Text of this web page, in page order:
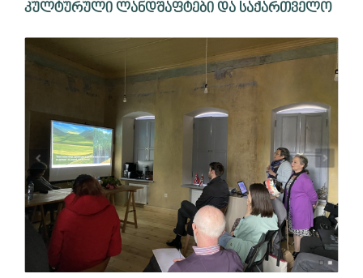
კულტურული ლანდშაფტები და საქართველო